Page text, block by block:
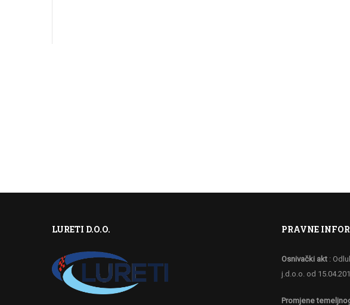
LURETI D.O.O. PRAVNE
Osnivački akt:
j.d.o.o. od
Promjene